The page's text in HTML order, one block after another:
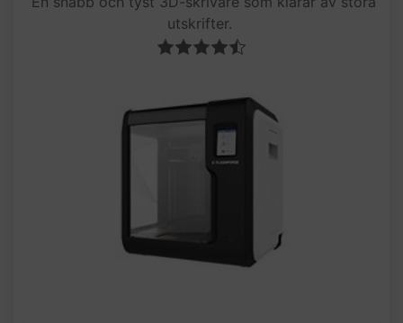
utskrifter.